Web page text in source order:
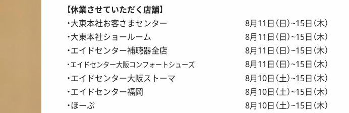
【休業させていただく店舗】
・大東本社お客さまセンター
8月11日（日）~15日（木）
・大東本社ショールーム
8月11日（日）~15日（木）
・エイドセンター補聴器全店
8月11日（日）~15日（木）
・エイドセンター大阪コンフォートシューズ
8月11日（日）~15日（木）
・エイドセンター大阪ストーマ
8月10日（土）~15日（木）
・エイドセンター福岡
8月10日（土）~15日（木）
・ほーぷ
8月10日（土）~15日（木）